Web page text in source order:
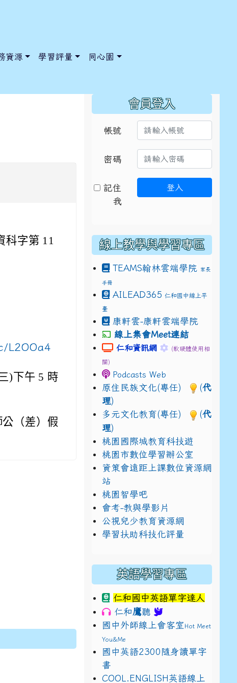
資源 學習評量 同心園
科字第 11
L2OOa4
)下午 5 時
（差）假
ChooseSys?s=05 style=font-size: 1rem; background-
ChooseSys?s=05 style=font-size: 1rem; background-
presentation/d/
會員登入
帳號
密碼
記住
我
登入
線上教學與學習專區
TEAMS翰林雲端學院 家長
手冊
AILEAD365 仁和國中線上平
臺
康軒雲-康軒雲端學院
線上集會Meet連結
link to https://
仁和資訊網 link to https://
(軟硬體使用相
關)
Podcasts Web
原住民族文化(專任) (代
理)
多元文化教育(專任)
(代
理)
桃園國際城教育科技遊
桃園市數位學習辦公室
資策會遠距上課數位資源網
站
桃園智學吧
會考-教與學影片
公視兒少教育資源網
學習扶助科技化評量
英語學習專區
仁和國中英語單字達人
仁和鷹聽
國中外師線上會客室Hot Meet
You&Me
國中英語2300隨身讀單字
書
COOL.ENGLISH英語線上